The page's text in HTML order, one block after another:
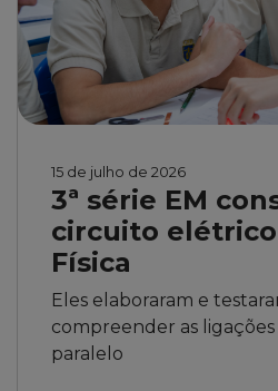
15 de julho de 2026
3ª série EM
circuito
Física
Eles elaboraram e
compreender as ligações
paralelo